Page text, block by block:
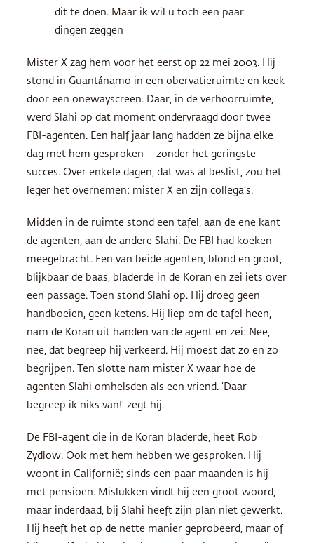
dit te doen. Maar ik wil u toch een paar
dingen zeggen
Mister X zag hem voor het eerst op 22 mei 2003. Hij
stond in Guantánamo in een obervatieruimte en keek
door een onewayscreen. Daar, in de verhoorruimte,
werd Slahi op dat moment ondervraagd door twee
FBI-agenten. Een half jaar lang hadden ze bijna elke
dag met hem gesproken – zonder het geringste
succes. Over enkele dagen, dat was al beslist, zou het
leger het overnemen: mister X en zijn collega’s.
Midden in de ruimte stond een tafel, aan de ene kant
de agenten, aan de andere Slahi. De FBI had koeken
meegebracht. Een van beide agenten, blond en groot,
blijkbaar de baas, bladerde in de Koran en zei iets over
een passage. Toen stond Slahi op. Hij droeg geen
handboeien, geen ketens. Hij liep om de tafel heen,
nam de Koran uit handen van de agent en zei: Nee,
nee, dat begreep hij verkeerd. Hij moest dat zo en zo
begrijpen. Ten slotte nam mister X waar hoe de
agenten Slahi omhelsden als een vriend. ‘Daar
begreep ik niks van!’ zegt hij.
De FBI-agent die in de Koran bladerde, heet Rob
Zydlow. Ook met hem hebben we gesproken. Hij
woont in Californië; sinds een paar maanden is hij
met pensioen. Mislukken vindt hij een groot woord,
maar inderdaad, bij Slahi heeft zijn plan niet gewerkt.
Hij heeft het op de nette manier geprobeerd, maar of